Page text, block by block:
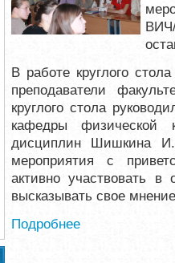
В работе круглого
преподаватели
круглого стола
кафедры физической
дисциплин Шишкина И.
мероприятия с
активно участвовать в
высказывать свое
Подробнее